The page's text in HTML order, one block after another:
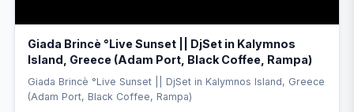
Giada Brincè °Live Sunset || DjSet in Kalymnos
Island, Greece (Adam Port, Black Coffee, Rampa)
Giada Brincè °Live Sunset || DjSet in Kalymnos Island, Greece
(Adam Port, Black Coffee, Rampa)